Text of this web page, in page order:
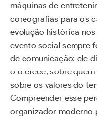
máquinas de
coreografias para os
evolução histórica nos
evento social sempre
de comunicação: ele
o oferece, sobre
sobre os valores do
Compreender esse
organizador moderno